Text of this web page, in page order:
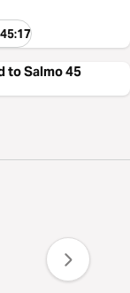
to Salmo 45